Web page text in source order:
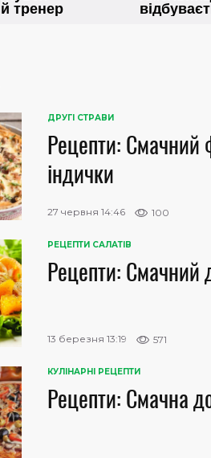
ДРУГІ СТРАВИ
Рецепти: Смачний
індички
27 червня 14:46 100
РЕЦЕПТИ САЛАТІВ
Рецепти: Смачний
13 березня 13:19 571
КУЛІНАРНІ РЕЦЕПТИ
Рецепти: Смачна